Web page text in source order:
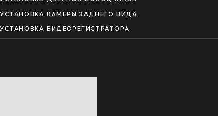
УСТАНОВКА КАМЕРЫ ЗАДНЕГО ВИДА
УСТАНОВКА ВИДЕОРЕГИСТРАТОРА